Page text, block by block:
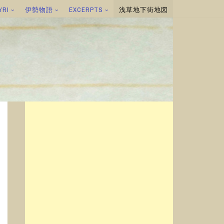
伊勢物語 EXCERPTS 浅草地下街地図